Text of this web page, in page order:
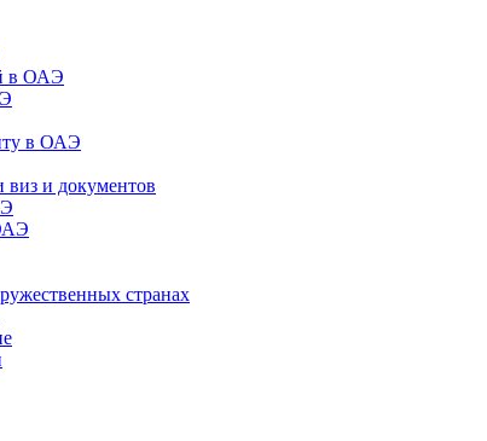
в ОАЭ
в ОАЭ
и документов
странах